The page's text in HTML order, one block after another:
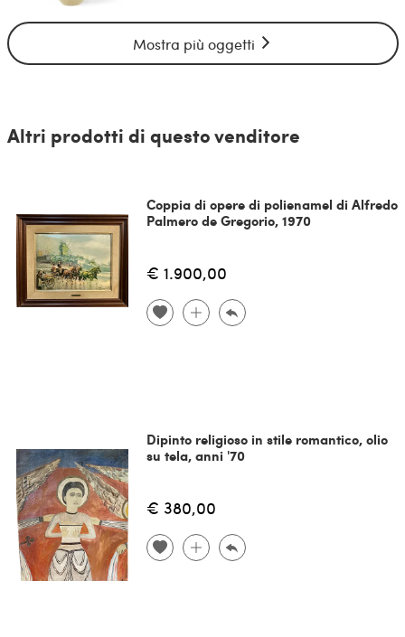
Mostra più oggetti
Altri prodotti di questo venditore
Coppia di opere di polienamel di Alfredo
Palmero de Gregorio, 1970
€ 1.900,00
Dipinto religioso in stile romantico, olio
su tela, anni '70
€ 380,00